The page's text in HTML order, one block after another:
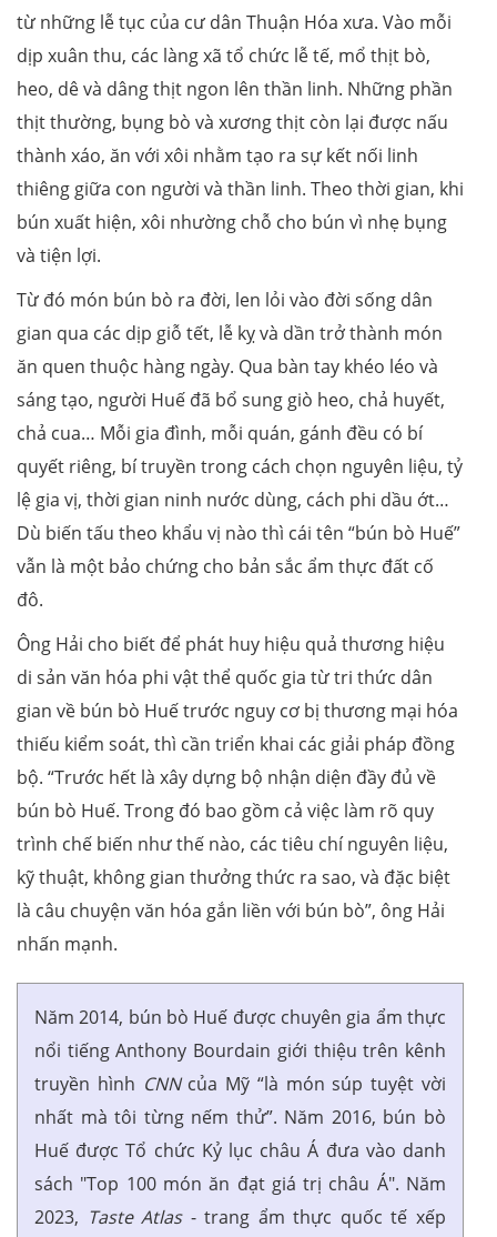
từ những lễ tục của cư dân Thuận Hóa xưa. Vào mỗi
dịp xuân thu, các làng xã tổ chức lễ tế, mổ thịt bò,
heo, dê và dâng thịt ngon lên thần linh. Những phần
thịt thường, bụng bò và xương thịt còn lại được nấu
thành xáo, ăn với xôi nhằm tạo ra sự kết nối linh
thiêng giữa con người và thần linh. Theo thời gian, khi
bún xuất hiện, xôi nhường chỗ cho bún vì nhẹ bụng
và tiện lợi.
Từ đó món bún bò ra đời, len lỏi vào đời sống dân
gian qua các dịp giỗ tết, lễ kỵ và dần trở thành món
ăn quen thuộc hàng ngày. Qua bàn tay khéo léo và
sáng tạo, người Huế đã bổ sung giò heo, chả huyết,
chả cua… Mỗi gia đình, mỗi quán, gánh đều có bí
quyết riêng, bí truyền trong cách chọn nguyên liệu, tỷ
lệ gia vị, thời gian ninh nước dùng, cách phi dầu ớt…
Dù biến tấu theo khẩu vị nào thì cái tên “bún bò Huế”
vẫn là một bảo chứng cho bản sắc ẩm thực đất cố
đô.
Ông Hải cho biết để phát huy hiệu quả thương hiệu
di sản văn hóa phi vật thể quốc gia từ tri thức dân
gian về bún bò Huế trước nguy cơ bị thương mại hóa
thiếu kiểm soát, thì cần triển khai các giải pháp đồng
bộ. “Trước hết là xây dựng bộ nhận diện đầy đủ về
bún bò Huế. Trong đó bao gồm cả việc làm rõ quy
trình chế biến như thế nào, các tiêu chí nguyên liệu,
kỹ thuật, không gian thưởng thức ra sao, và đặc biệt
là câu chuyện văn hóa gắn liền với bún bò”, ông Hải
nhấn mạnh.
Năm 2014, bún bò Huế được chuyên gia ẩm thực
nổi tiếng Anthony Bourdain giới thiệu trên kênh
truyền hình CNNcủa Mỹ “là món súp tuyệt vời
nhất mà tôi từng nếm thử”. Năm 2016, bún bò
Huế được Tổ chức Kỷ lục châu Á đưa vào danh
sách "Top 100 món ăn đạt giá trị châu Á". Năm
2023, Taste Atlas- trang ẩm thực quốc tế xếp